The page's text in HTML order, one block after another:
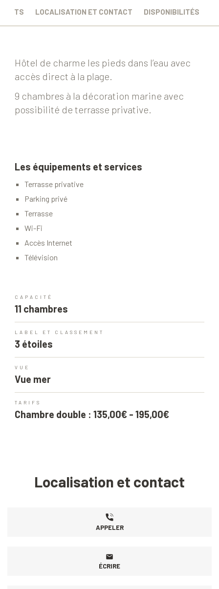
LOCALISATION ET CONTACT DISPONIBILITÉS
Hôtel de charme les pieds dans l’eau avec
accès direct à la plage.
9 chambres à la décoration marine avec
possibilité de terrasse privative.
Les équipements et services
Terrasse privative
Parking privé
Terrasse
Wi-Fi
Accès Internet
Télévision
CAPACITÉ
11 chambres
LABEL ET CLASSEMENT
3 étoiles
VUE
Vue mer
TARIFS
Chambre double : 135,00€ - 195,00€
Localisation et contact
APPELER
ÉCRIRE